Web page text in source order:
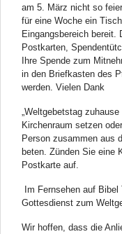
am 5. März nicht so
für eine Woche ein
Eingangsbereich bereit.
Postkarten,
Ihre Spende zum
in den Briefkasten des
werden. Vielen Dank
„Weltgebetstag
Kirchenraum setzen
Person zusammen aus
beten. Zünden Sie eine
Postkarte auf.
Im Fernsehen auf
Gottesdienst zum
Wir hoffen, dass die